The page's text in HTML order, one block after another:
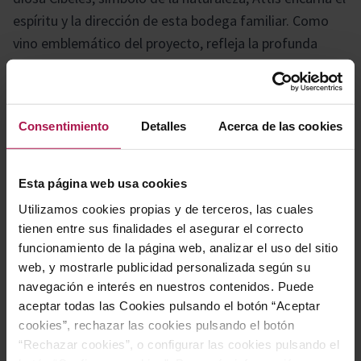
Consentimiento Detalles Acerca de las cookies
Esta página web usa cookies
Utilizamos cookies propias y de terceros, las cuales
tienen entre sus finalidades el asegurar el correcto
funcionamiento de la página web, analizar el uso del sitio
web, y mostrarle publicidad personalizada según su
navegación e interés en nuestros contenidos. Puede
aceptar todas las Cookies pulsando el botón “Aceptar
cookies”, rechazar las cookies pulsando el botón
“Rechazar cookies”, o configurar las cookies pulsando el
espíritu y la dirección de esta bodega familiar. Como
vino emblemático del proyecto, refleja la profunda
admiración y respeto por el viñedo y su terruño. Este
albariño destaca por su autenticidad varietal,
fusionando frescura y complejidad, y se distingue por
su marcada personalidad.
Gastronomía
Perfecto para acompañar mariscos, sushi, pescados y
una amplia variedad de platos de la cocina
mediterránea, este producto realza los sabores y
aporta un toque especial a cada experiencia
gastronómica.